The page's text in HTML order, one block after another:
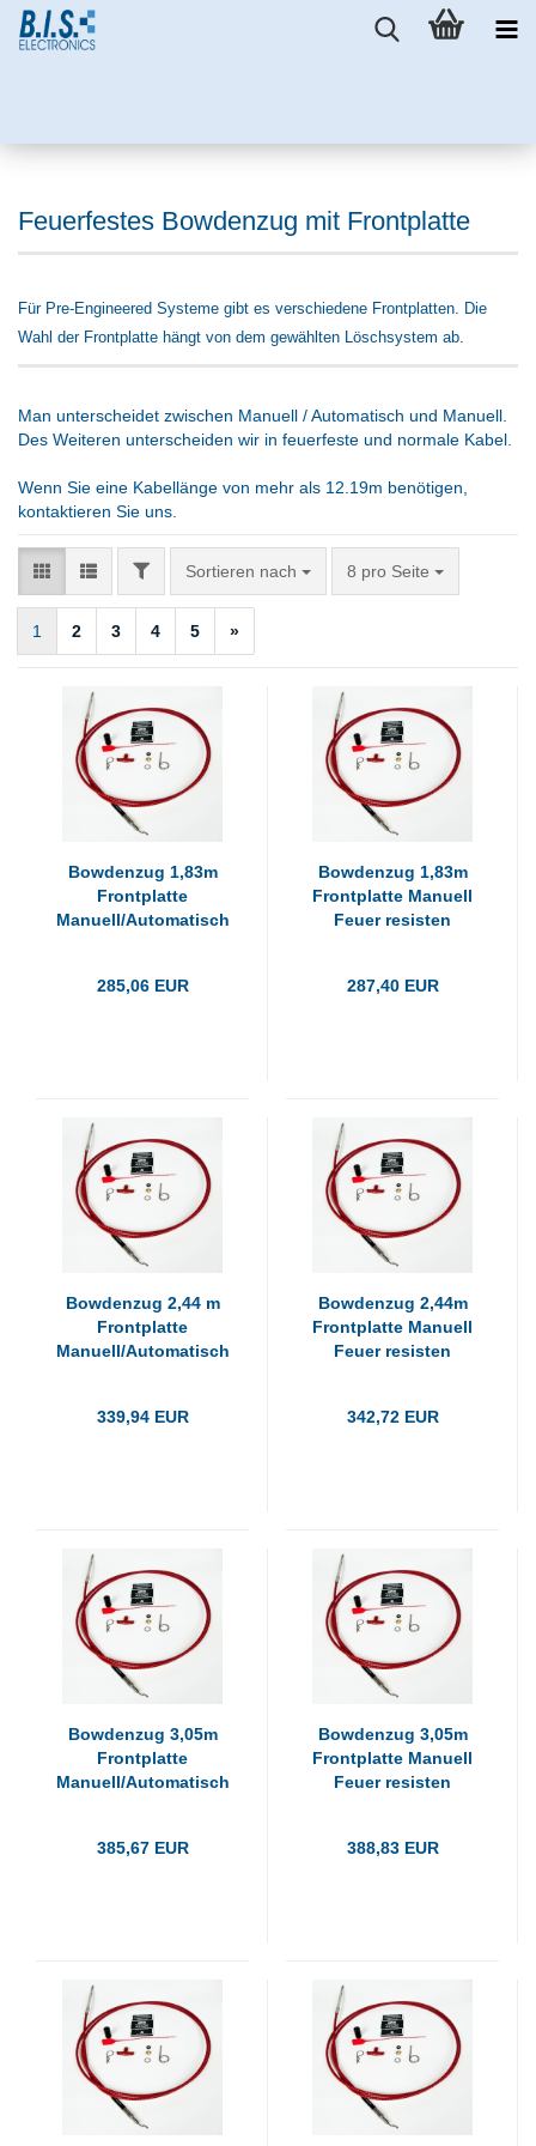
Feuerfestes Bowdenzug mit Frontplatte
Für Pre-Engineered Systeme gibt es verschiedene Frontplatten. Die
Wahl der Frontplatte hängt von dem gewählten Löschsystem ab.
Man unterscheidet zwischen Manuell / Automatisch und Manuell.
Des Weiteren unterscheiden wir in feuerfeste und normale Kabel.
Wenn Sie eine Kabellänge von mehr als 12.19m benötigen,
kontaktieren Sie uns.
FILTERSortieren nach
Sortieren nach 8 pro Seite
pro Seite
1 2 3 4 5 »
Bowdenzug 1,83m
Frontplatte
Manuell/Automatisch
285,06 EUR
Bowdenzug 1,83m
Frontplatte Manuell
Feuer resisten
287,40 EUR
Bowdenzug 2,44 m
Frontplatte
Manuell/Automatisch
339,94 EUR
Bowdenzug 2,44m
Frontplatte Manuell
Feuer resisten
342,72 EUR
Bowdenzug 3,05m
Frontplatte
Manuell/Automatisch
385,67 EUR
Bowdenzug 3,05m
Frontplatte Manuell
Feuer resisten
388,83 EUR